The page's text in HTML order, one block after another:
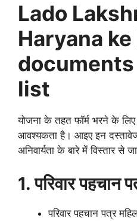
Lado
Haryana
list
योजना के तहत फॉर्म भरने के
आवश्यकता है। आइए इन
अनिवार्यता के बारे में विस्तार से
1. परिवार
परिवार पहचान पत्र